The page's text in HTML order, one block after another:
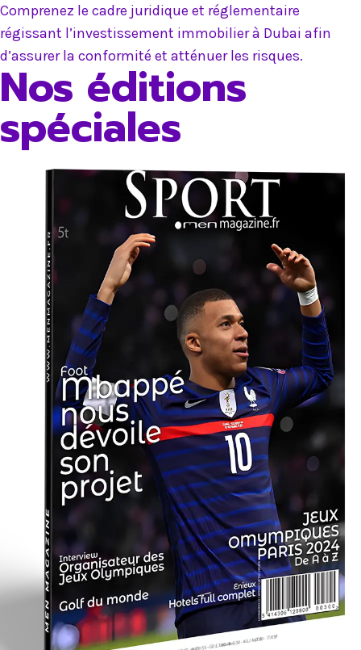
Comprenez le cadre juridique et réglementaire
régissant l’investissement immobilier à Dubai afin
d’assurer la conformité et atténuer les risques.
Nos éditions
spéciales